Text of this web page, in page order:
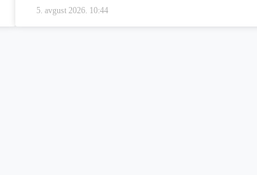
5. avgust 2026. 10:44